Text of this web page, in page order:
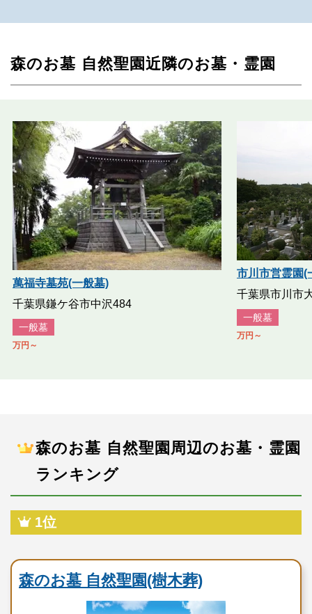
森のお墓 自然聖園近隣のお墓・霊園
萬福寺墓苑(一般墓)
千葉県鎌ケ谷市中沢484
一般墓
万円～
市川市営霊園(
千葉県市川市
一般墓
万円～
森のお墓 自然聖園周辺のお墓・霊園
ランキング
1位
森のお墓 自然聖園(樹木葬)